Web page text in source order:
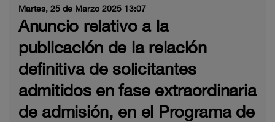
Martes, 25 de Marzo 2025 13:07
Anuncio relativo a la
publicación de la relación
definitiva de solicitantes
admitidos en fase extraordinaria
de admisión, en el Programa de